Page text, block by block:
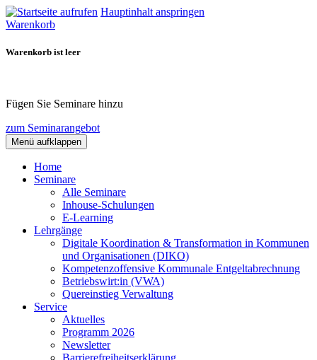
Hauptinhalt anspringen
Warenkorb
Warenkorb ist leer
Fügen Sie Seminare hinzu
zum Seminarangebot
Menü aufklappen
Home
Seminare
Alle Seminare
Inhouse-Schulungen
E-Learning
Lehrgänge
Digitale Koordination & Transformation in Kommunen
und Organisationen (DIKO)
Kompetenzoffensive Kommunale Entgeltabrechnung
Betriebswirt:in (VWA)
Quereinstieg Verwaltung
Service
Aktuelles
Programm 2026
Newsletter